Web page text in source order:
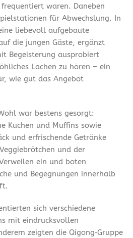
waren. Daneben
für Abwechslung. In
liebevoll aufgebaute
die jungen Gäste, ergänzt
Begeisterung ausprobiert
Lachen zu hören – ein
wie gut das Angebot
war bestens gesorgt:
Kuchen und Muffins sowie
und erfrischende Getränke
und der
ein und boten
und Begegnungen innerhalb
sich verschiedene
mit eindrucksvollen
zeigten die Qigong‑Gruppe